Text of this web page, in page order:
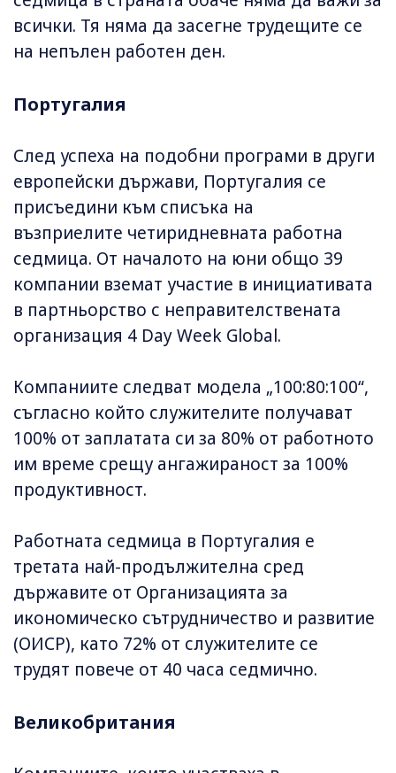
всички. Тя няма да засегне трудещите се
на непълен работен ден.
Португалия
След успеха на подобни програми в други
европейски държави, Португалия се
присъедини към списъка на
възприелите четиридневната работна
седмица. От началото на юни общо 39
компании вземат участие в инициативата
в партньорство с неправителствената
организация 4 Day Week Global.
Компаниите следват модела „100:80:100“,
съгласно който служителите получават
100% от заплатата си за 80% от работното
им време срещу ангажираност за 100%
продуктивност.
Работната седмица в Португалия е
третата най-продължителна сред
държавите от Организацията за
икономическо сътрудничество и развитие
(ОИСР), като 72% от служителите се
трудят повече от 40 часа седмично.
Великобритания